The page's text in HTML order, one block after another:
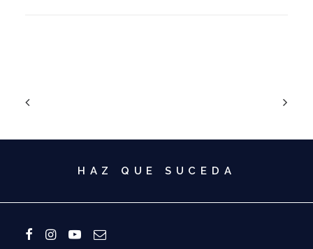
HAZ QUE SUCEDA